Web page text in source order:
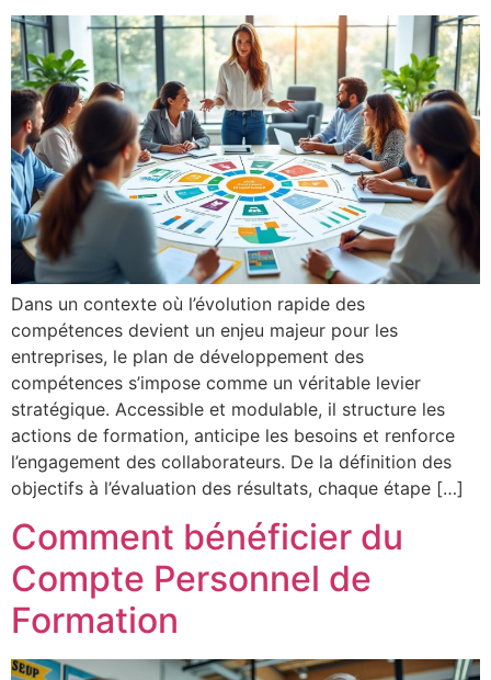
Dans un contexte où l’évolution rapide des
compétences devient un enjeu majeur pour les
entreprises, le plan de développement des
compétences s’impose comme un véritable levier
stratégique. Accessible et modulable, il structure les
actions de formation, anticipe les besoins et renforce
l’engagement des collaborateurs. De la définition des
objectifs à l’évaluation des résultats, chaque étape […]
Comment bénéficier du
Compte Personnel de
Formation